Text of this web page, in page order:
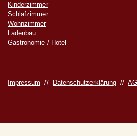
Kinderzimmer
Schlafzimmer
Wohnzimmer
Ladenbau
Gastronomie / Hotel
Impressum // Datenschutzerklärung //